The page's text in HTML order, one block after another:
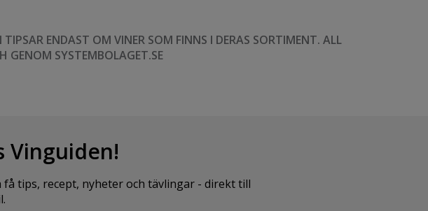
ENDAST OM VINER SOM FINNS I DERAS SORTIMENT. ALL
GENOM SYSTEMBOLAGET.SE
Vinguiden!
tips, recept, nyheter och tävlingar - direkt till